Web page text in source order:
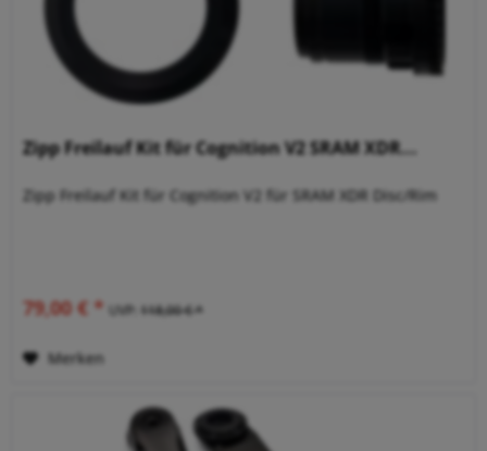
Zipp Freilauf Kit für Cognition V2 SRAM XDR...
Zipp Freilauf Kit für Cognition V2 für SRAM XDR Disc/Rim
79,00 € * UVP: 118,00 € *
Merken